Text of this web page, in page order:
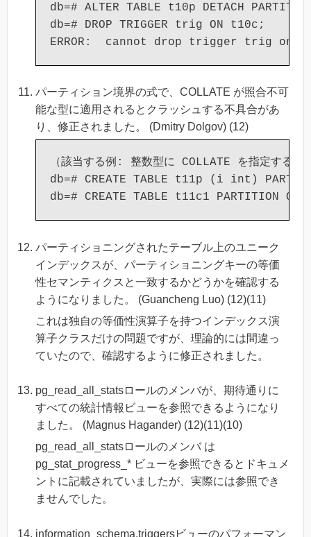
db=# ALTER TABLE t10p DETACH
db=# DROP TRIGGER trig ON t10c;
パーティション境界の式で、COLLATE が照合不可
能な型に適用されるとクラッシュする不具合があ
り、修正されました。 (Dmitry Dolgov) (12)
（該当する例: 整数型に COLLATE を指定する式
db=# CREATE TABLE t11p (i int)
パーティショニングされたテーブル上のユニーク
インデックスが、パーティショニングキーの等価
性セマンティクスと一致するかどうかを確認する
ようになりました。 (Guancheng Luo) (12)(11)
これは独自の等価性演算子を持つインデックス演
算子クラスだけの問題ですが、理論的には間違っ
ていたので、確認するように修正されました。
pg_read_all_statsロールのメンバが、期待通りに
すべての統計情報ビューを参照できるようになり
ました。 (Magnus Hagander) (12)(11)(10)
pg_read_all_statsロールのメンバ は
pg_stat_progress_* ビューを参照できるとドキュメ
ントに記載されていましたが、実際には参照でき
ませんでした。
information_schema.triggersビューのパフォーマン